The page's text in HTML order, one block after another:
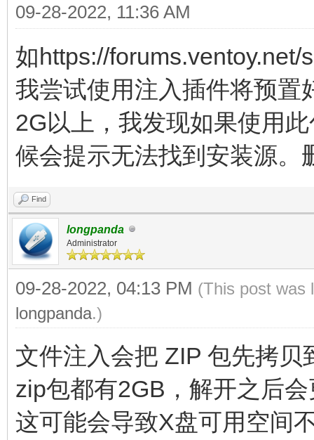
09-28-2022, 11:36 AM
如https://
我尝试使用注入插件将预置
2G以上，我发现如果使用
候会提示无法找到安装源。
Find
longpanda
Administrator
09-28-2022, 04:13 PM (This post was
longpanda.)
文件注入会把 ZIP 包先拷
zip包都有2GB，解开之后
这可能会导致X盘可用空间